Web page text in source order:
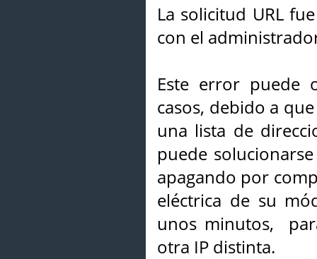
La solicitud URL
con el
Este error puede
casos, debido a
una lista de
puede
apagando por
eléctrica de su
unos minutos,
otra IP distinta.